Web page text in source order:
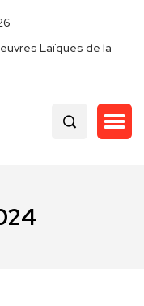
Laïques de la